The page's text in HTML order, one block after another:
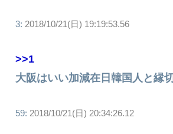
3: 2018/10/21(日) 19:19:53.56
>>1
大阪はいい加減在日韓国人と縁
59: 2018/10/21(日) 20:34:26.12